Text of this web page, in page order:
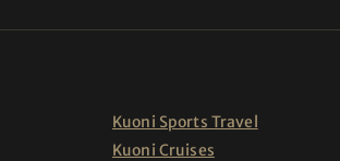
Kuoni Sports Travel
Kuoni Cruises